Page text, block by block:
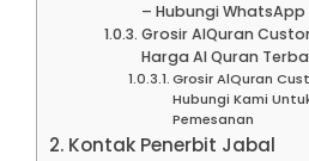
– Hubungi WhatsApp
Grosir AlQuran
Harga Al Quran
Grosir AlQuran
Hubungi Kami
Pemesanan
Kontak Penerbit Jabal